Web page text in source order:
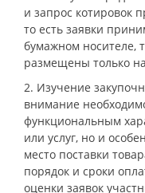
и запрос котировок
то есть заявки
бумажном носителе,
размещены только
2. Изучение
внимание
функциональным
или услуг, но и
место поставки
порядок и сроки
оценки заявок